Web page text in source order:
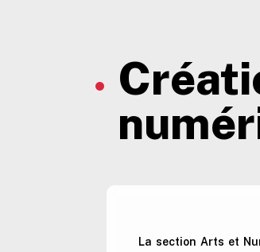
La section Arts et